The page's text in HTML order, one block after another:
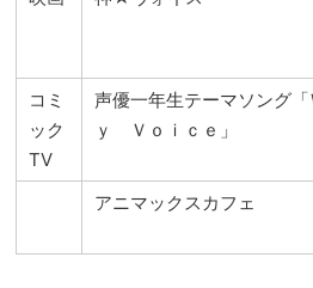
コミ
ック
TV
声優一年生テーマソング
ｙ Ｖｏｉｃｅ」
アニマックスカフェ